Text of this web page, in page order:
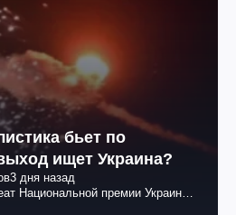
бьет по
ищет Украина?
3 дня назад
Национальной премии Украины